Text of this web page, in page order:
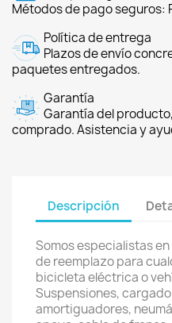
Métodos de pago seguros:
Política de entrega
Plazos de envío
paquetes entregados.
Garantía
Garantía del
comprado. Asistencia y
Descripción
Somos especialistas
de reemplazo para
bicicleta eléctrica o
Suspensiones,
amortiguadores,